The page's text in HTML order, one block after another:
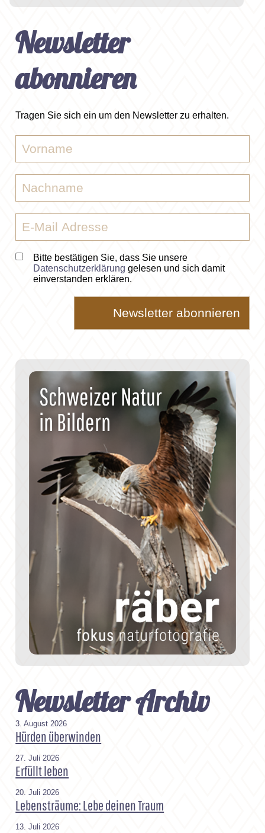
Newsletter
abonnieren
Tragen Sie sich ein um den Newsletter zu erhalten.
Bitte bestätigen Sie, dass Sie unsere
Datenschutzerklärung gelesen und sich damit
einverstanden erklären.
Schweizer Natur
in Bildern
Newsletter Archiv
3. August 2026
Hürden überwinden
27. Juli 2026
Erfüllt leben
20. Juli 2026
Lebensträume: Lebe deinen Traum
13. Juli 2026